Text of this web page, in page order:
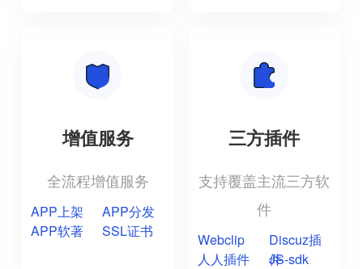
增值服务
全流程增值服务
APP上架
APP分发
APP软著
SSL证书
三方插件
支持覆盖主流三方软
件
Webclip
Discuz插
件
人人插件 JS-sdk